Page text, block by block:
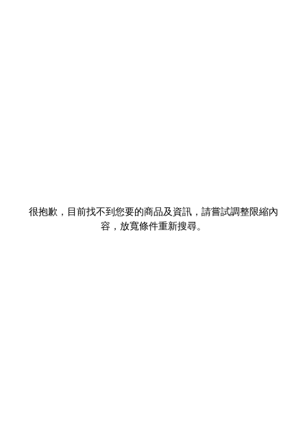
很抱歉，目前找不到您要的商品及資訊，請嘗試調整限縮內
容，放寬條件重新搜尋。